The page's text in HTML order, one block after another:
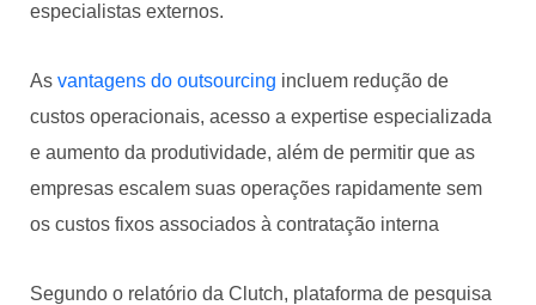
especialistas externos.
As vantagens do outsourcing incluem redução de
custos operacionais, acesso a expertise especializada
e aumento da produtividade, além de permitir que as
empresas escalem suas operações rapidamente sem
os custos fixos associados à contratação interna
Segundo o relatório da Clutch, plataforma de pesquisa